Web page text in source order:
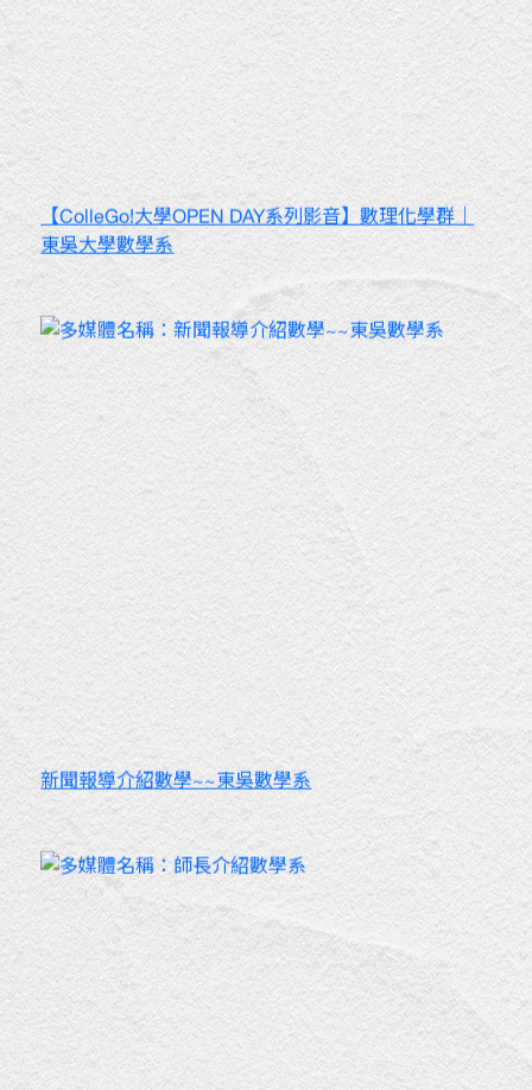
【ColleGo!大學OPEN DAY系列影音】數理化學群｜
東吳大學數學系
新聞報導介紹數學~~東吳數學系